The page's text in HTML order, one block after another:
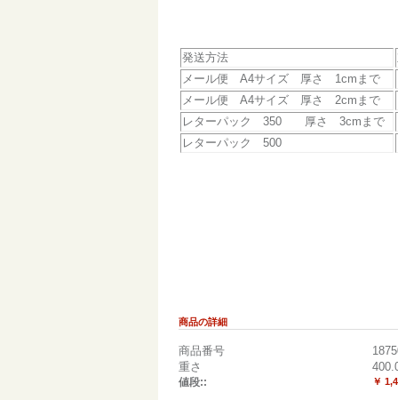
発送方法
メール便 A4サイズ 厚さ 1cmまで
メール便 A4サイズ 厚さ 2cmまで
レターパック 350 厚さ 3cmまで
レターパック 500
商品の詳細
商品番号
重さ
値段:: ￥